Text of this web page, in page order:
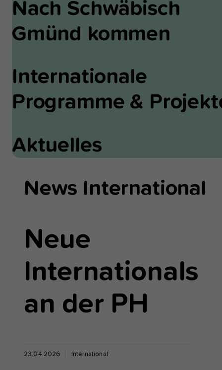
Nach Schwäbisch
Gmünd kommen
Internationale
Programme &
Aktuelles
News International
Neue
Internationals
an der PH
23.04.2026 International